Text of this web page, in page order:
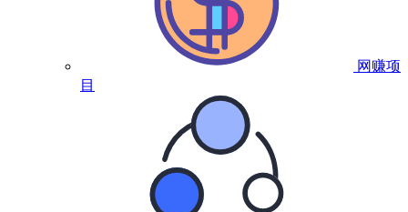
网赚项
目